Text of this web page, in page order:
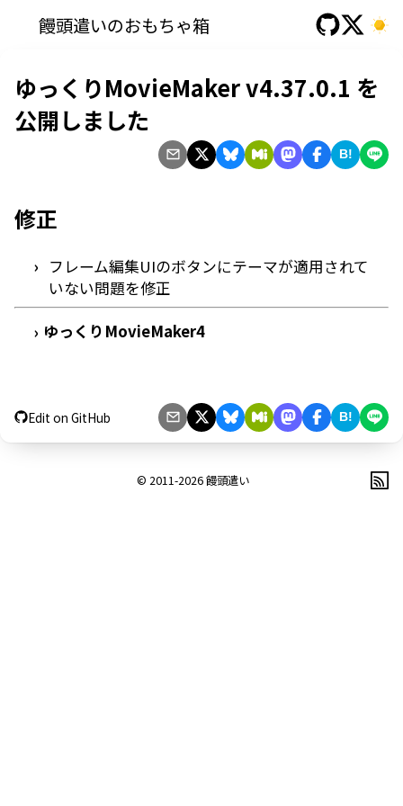
饅頭遣いのおもちゃ箱
ゆっくりMovieMaker v4.37.0.1 を
公開しました
B!
修正
フレーム編集UIのボタンにテーマが適用されて
いない問題を修正
› ゆっくりMovieMaker4
Edit on GitHub B!
© 2011-2026饅頭遣い